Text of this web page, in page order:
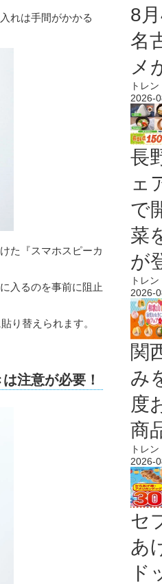
れは手間がかかる
た『スマホスピーカ
入るのを事前に阻止
り替えられます。
注意が必要！
8
名
メ
トレン
2026-
長
ェ
で
菜
が
トレン
2026-
関
み
度
商
トレン
2026-
セ
あ
ド